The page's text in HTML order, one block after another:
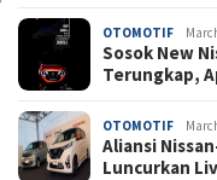
Kecam Temuan Senpi di
Sekolah, DPR: Keselamatan
Peserta Didik Harus Jadi
Prioritas Utama
OTOMOTIF
Sosok New
Terungkap,
OTOMOTIF
Aliansi
Luncurkan